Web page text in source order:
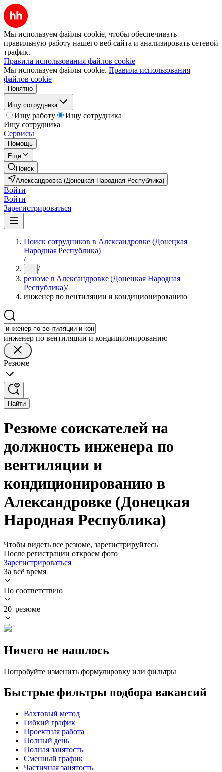
Мы используем файлы cookie, чтобы обеспечивать
правильную работу нашего веб-сайта и анализировать сетевой
трафик.
Правила использования файлов cookie
Мы используем файлы cookie. Правила использования
файлов cookie
Понятно
Ищу сотрудника
Ищу работу
Ищу сотрудника
Ищу сотрудника
Сервисы
Помощь
Ещё
Поиск
Александровка (Донецкая Народная Республика)
Войти
Войти
Зарегистрироваться
Поиск сотрудников в Александровке (Донецкая
Народная Республика)
/
... /
резюме в Александровке (Донецкая Народная
Республика)/
инженер по вентиляции и кондиционированию
инженер по вентиляции и кондиционированию
Резюме
Найти
Резюме соискателей на
должность инженера по
вентиляции и
кондиционированию в
Александровке (Донецкая
Народная Республика)
Чтобы видеть все резюме, зарегистрируйтесь
После регистрации откроем фото
Зарегистрироваться
За всё время
По соответствию
20 резюме
Ничего не нашлось
Попробуйте изменить формулировку или фильтры
Быстрые фильтры подбора вакансий
Вахтовый метод
Гибкий график
Проектная работа
Полный день
Полная занятость
Сменный график
Частичная занятость